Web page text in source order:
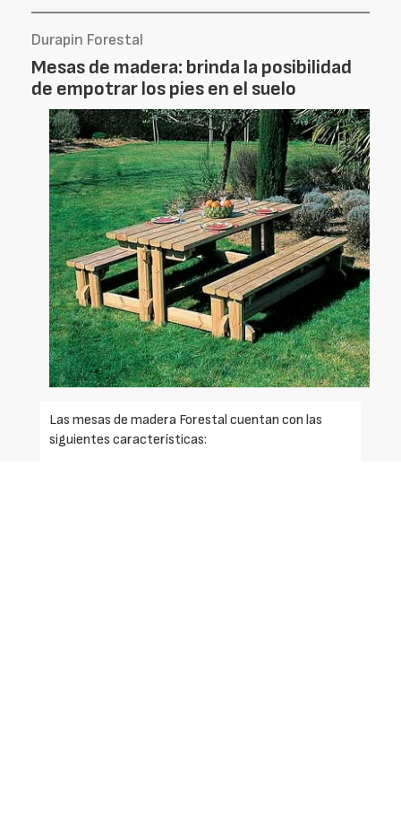
Durapin Forestal
Mesas de madera: brinda la posibilidad
de empotrar los pies en el suelo
Las mesas de madera Forestal cuentan con las
siguientes características: